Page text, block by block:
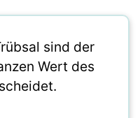
sind der
Wert des